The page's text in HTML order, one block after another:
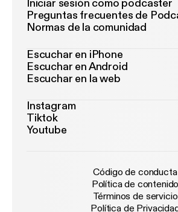
Iniciar sesión como podcaster
Preguntas frecuentes de
Normas de la comunidad
Escuchar en iPhone
Escuchar en Android
Escuchar en la web
Instagram
Tiktok
Youtube
Código de conducta
Política de contenido
Términos de servicio
Política de